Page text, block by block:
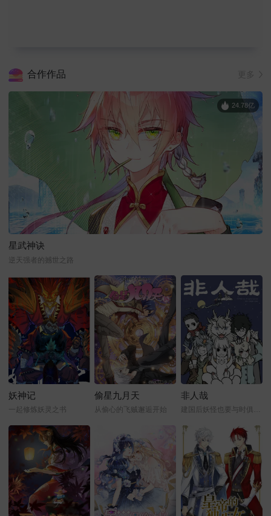
合作作品
星武神诀
逆天强者的撼世之路
24.78亿
妖神记
一起修炼妖灵之书
偷星九月天
从偷心的飞贼邂逅开始
非人哉